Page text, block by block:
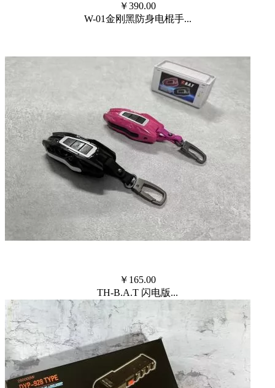
￥390.00
W-01金刚黑防身电棍手...
￥ 165.00
TH-B.A.T 闪电版...